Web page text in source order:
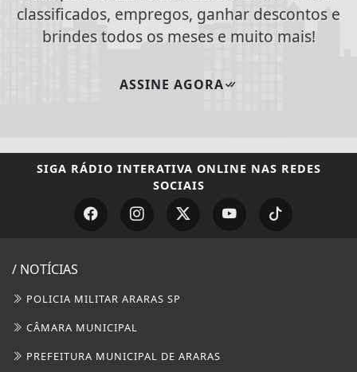
classificados, empregos, ganhar descontos e
brindes todos os meses e muito mais!
ASSINE AGORA
SIGA RÁDIO INTERATIVA ONLINE NAS REDES
SOCIAIS
/ NOTÍCIAS
POLICIA MILITAR ARARAS SP
CÂMARA MUNICIPAL
PREFEITURA MUNICIPAL DE ARARAS